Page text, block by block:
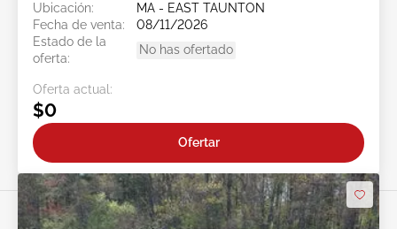
Ubicación:
MA - EAST TAUNTON
Fecha de venta:
08/11/2026
Estado de la
oferta:
No has ofertado
Oferta actual:
$0
Ofertar